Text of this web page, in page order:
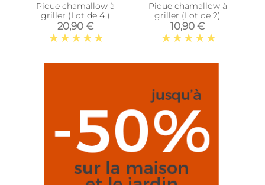
Pique chamallow à
griller (Lot de 4 )
20,90 €
Pique chamallow à
griller (Lot de 2)
10,90 €